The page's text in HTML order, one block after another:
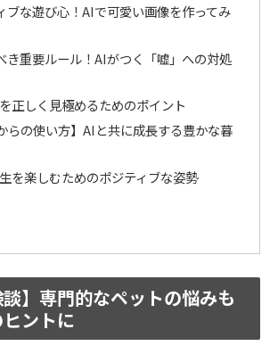
ブな遊び心！AIで可愛い画像を作ってみ
き重要ルール！AIがつく「嘘」への対処
正しく見極めるためのポイント
らの使い方】AIと共に成長する豊かな暮
を楽しむためのポジティブな姿勢
談】専門的なペットの悩みも
ントに